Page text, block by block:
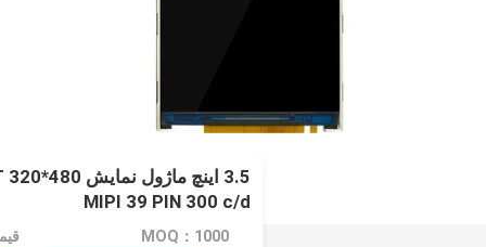
MIPI 39 PIN 300 c/d
MOQ：1000